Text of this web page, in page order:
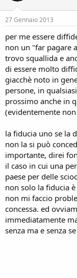
27 Gennaio 2013
per me essere
non un "far pagare
trovo squallida e
di essere molto
giacchè noto in
persone, in
prossimo anche in
(evidentemente
la fiducia uno se la
non la si può
importante, direi
il caso in cui una
paese per delle
non solo la fiducia
non mi faccio
concessa. ed
immediatamente
senza ma e senza